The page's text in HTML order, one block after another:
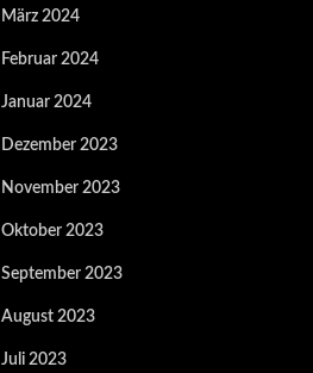
März 2024
Februar 2024
Januar 2024
Dezember 2023
November 2023
Oktober 2023
September 2023
August 2023
Juli 2023